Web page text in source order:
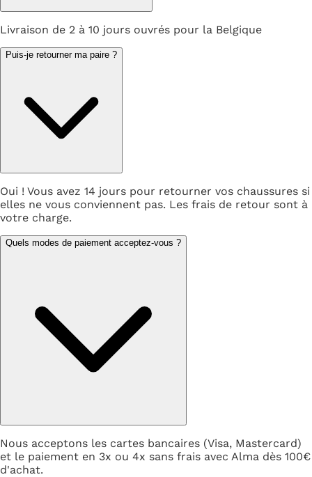
Livraison de 2 à 10 jours ouvrés pour la Belgique
Puis-je retourner ma paire ?
Oui ! Vous avez 14 jours pour retourner vos chaussures si
elles ne vous conviennent pas. Les frais de retour sont à
votre charge.
Quels modes de paiement acceptez-vous ?
Nous acceptons les cartes bancaires (Visa, Mastercard)
et le paiement en 3x ou 4x sans frais avec Alma dès 100€
d'achat.